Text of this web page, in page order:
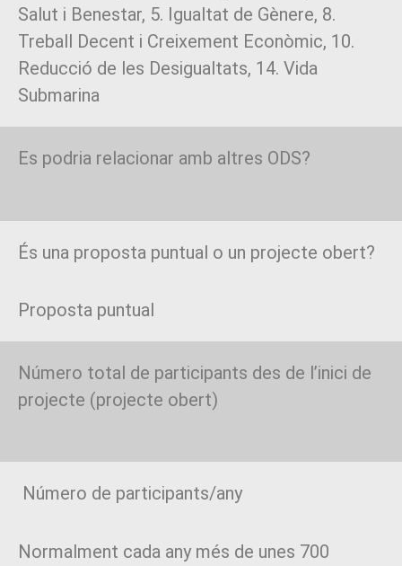
Salut i Benestar, 5. Igualtat de Gènere, 8.
Treball Decent i Creixement Econòmic, 10.
Reducció de les Desigualtats, 14. Vida
Submarina
Es podria relacionar amb altres ODS?
És una proposta puntual o un projecte obert?
Proposta puntual
Número total de participants des de l’inici de
projecte (projecte obert)
Número de participants/any
Normalment cada any més de unes 700